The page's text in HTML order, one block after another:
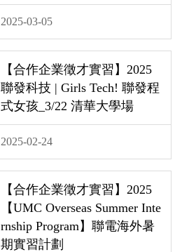
2025-03-05
【合作企業徵才實習】2025
聯發科技 | Girls Tech! 聯發程
式女孩_3/22 清華大學場
2025-02-24
【合作企業徵才實習】2025
【UMC Overseas Summer Inte
rnship Program】聯電海外暑
期實習計劃